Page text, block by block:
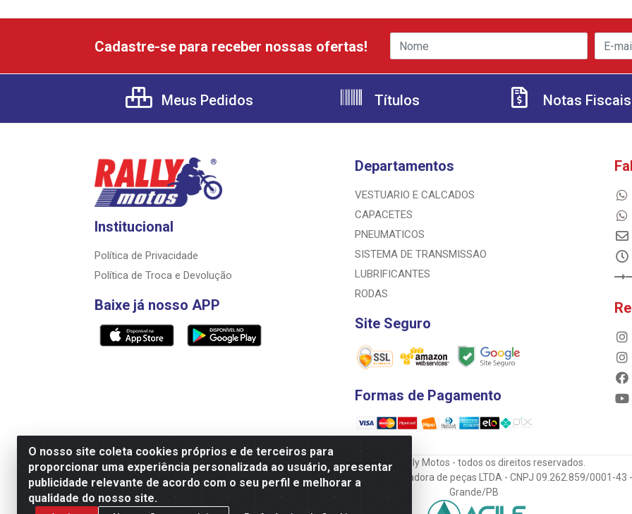
O nosso site coleta cookies próprios e de terceiros para
proporcionar uma experiência personalizada ao usuário, apresentar
publicidade relevante de acordo com o seu perfil e melhorar a
qualidade do nosso site.
Cadastre-se para receber nossas ofertas!
Meus Pedidos Títulos Notas Fiscais
Institucional
Política de Privacidade
Política de Troca e Devolução
Baixe já nosso APP
Departamentos
VESTUARIO E CALCADOS
CAPACETES
PNEUMATICOS
SISTEMA DE TRANSMISSAO
LUBRIFICANTES
RODAS
Site Seguro
Formas de Pagamento
© 2023 Rally Motos - todos os direitos reservados.
Razão Social: Rally motos distribuidora, importadora e transportadora de peças LTDA - CNPJ 09.262.859/0001-43
Grande/PB